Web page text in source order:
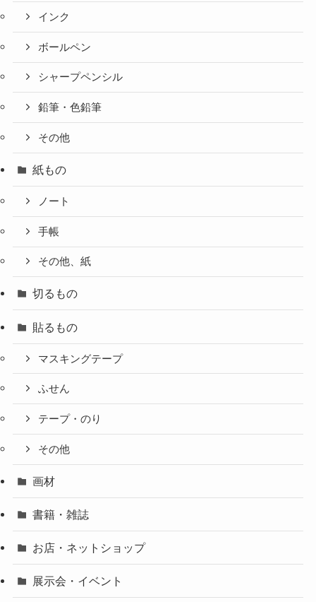
インク
ボールペン
シャープペンシル
鉛筆・色鉛筆
その他
紙もの
ノート
手帳
その他、紙
切るもの
貼るもの
マスキングテープ
ふせん
テープ・のり
その他
画材
書籍・雑誌
お店・ネットショップ
展示会・イベント